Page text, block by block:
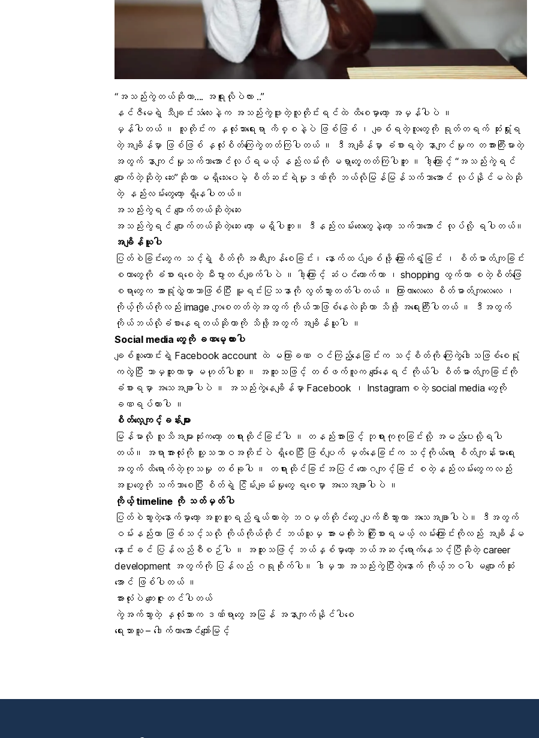
“အသည်းကွဲ တယ်ဆိုတာ…. အရူးလိုပဲလား ..”
နင်ဇီမေရဲ့ သီချင်းသံလေးနဲ့က အသည်းကွဲဖူးတဲ့လူတိုင်းရင်ထဲ ထိစေမှာတော့ အမှန်ပါပဲ ။
မှန်ပါတယ် ။ လူတိုင်းက နှလုံးသားရေးရာ ကိစ္စနဲ့ပဲ ဖြစ်ဖြစ် ၊ ချစ်ရတဲ့လူတွေကို ရုတ်တရက် ဆုံးရှုံးရ
တဲ့အချိန်မှာ ဖြစ်ဖြစ် နှလုံးစိတ်ကြေကွဲတတ်ကြပါတယ် ။ ဒီအချိန်မှာ ခံစားရတဲ့ နာကျင်မှုက တအားကြီးမားတဲ့
အတွက် နာကျင်မှုသက်သာအောင်လုပ်ရမယ့် နည်းလမ်းကို မရှာတွေ့တတ်ကြပါဘူး ။ ဒါ့ကြောင့် “အသည်းကွဲရင်
ပျောက်တဲ့ဆိုတဲ့ ဆေး”ဆိုတာ မရှိသေးပေမဲ့ စိတ်ဆင်းရဲမှုဒဏ် ကို ဘယ်လိုမြန်မြန်သက်သာအောင် လုပ်နိုင်မလဲဆို
တဲ့ နည်းလမ်းတွေတော့ ရှိနေပါတယ်။
အသည်းကွဲရင် ပျောက်တယ်ဆိုတဲ့ဆေး
အသည်းကွဲရင် ပျောက်တယ်ဆိုတဲ့ဆေး တော့ မရှိပါဘူး။ ဒီနည်းလမ်းလေးတွေနဲ့တော့ သက်သာအောင် လုပ်လို့ ရပါတယ်။
အချိန်ယူပါ
ပြတ်စဲခြင်းတွေက သင့်ရဲ့ စိတ်ကို အထီးကျန်စေခြင်း၊ နောက်ထပ်ချစ်ဖို့ ကြောက်ရွံခြင်း ၊ စိတ်ဓာတ်ကျခြင်း
စတာတွေကို ခံစားရစေတဲ့ မီးပွားတစ်ချက်ပါပဲ ။ ဒါ့ကြောင့် ‌ဆံပင်ကောက်တာ ၊ shopping ထွက်တာ စတဲ့စိတ်ဖြေ
စရာတွေက အာရုံလွှဲတာသာဖြစ်ပြီး မူရင်းပြသနာကို လွတ်သွားတတ်ပါတယ် ။ ကြာလာလေလေ စိတ်ဓာတ်ကျလေလေ ၊
ကိုယ့်ကိုယ်ကိုလည်း image ကျစေတတ်တဲ့အတွက် ကိုယ်ဘာဖြစ်နေလဲဆိုတာ သိဖို့ အရေးကြီးပါတယ် ။ ဒီအတွက်
ကိုယ်ဘယ်လိုခံစားနေရတယ်ဆိုတာကို သိဖို့အတွက် အချိန်ယူပါ ။
Social media တွေကို ခဏမေ့ထားပါ
ချစ်သူဟောင်းရဲ့ Facebook account ထဲ မကြာခဏ ဝင်ကြည့်နေခြင်းက သင့်စိတ်ကို ကြေကွဲဒေါသဖြစ်စေရုံ
ကလွဲပြီး ဘာမှထူးလာမှာ မဟုတ်ပါဘူး ။ အထူးသဖြင့် တစ်ဖက်လူက ပျော်နေရင် ကိုယ်ပါ
စိတ်ဓာတ်ကျခြင်းကို
ခံစားရမှာ အသေအချာပါပဲ ။ အသည်းကွဲနေချိန်မှာ Facebook ၊ Instagramစတဲ့ social media တွေကို
ခဏရပ်ထားပါ ။
စိတ်လေ့ကျင့်ခန်းများ
မြန်မာလို လူသိအများဆုံးကတော့ တရားထိုင်ခြင်းပါ ။ တနည်းအားဖြင့် ဘုရားကုကုခြင်းလို့ အမည်ပေးလို့ရပါ
တယ်။ အရာအားလုံးကို သူ့သဘာဝအတိုင်းပဲ ရှိစေပြီး ဖြစ်ပျက် မှတ်နေခြင်းက သင့်ကိုယ်ရော စိတ်ကျန်းမာရေး
အတွက် ထိရောက်တဲ့ကုသမှု တစ်ခုပါ ။
တရားထိုင် ခြင်းအပြင် ယောဂကျင့်ခြင်း စတဲ့နည်းလမ်းတွေကလည်း
အပူတွေကို သက်သာစေပြီး စိတ်ရဲ့ ငြိမ်းချမ်းမှုတွေ ရစေမှာ အသေအချာပါပဲ ။
ကိုယ့်timeline ကို သတ်မှတ်ပါ
ပြတ်စဲသွားတဲ့နောက်မှာတော့ အတူတူရည်ရွယ်ထားတဲ့ ဘဝမှတ်တိုင်တွေ ပျက်စီးသွားတာ အသေအချာပါပဲ။ ဒီအတွက်
ဝမ်းနည်းတာ ဖြစ်သင့်သလို ကိုယ်ကိုယ်တိုင် ဘယ်သူမှ အားမကိုးဘဲ ကြိုးစားရမယ့် လမ်းကြောင်းကိုလည်း အချိန်မ
နှောင်းခင် ပြန်လည်စီစဉ်ပါ ။ အထူးသဖြင့် ဘယ်နှစ်မှာတော့ ဘယ်အဆင့်ရောက်နေသင့်ပြီဆိုတဲ့ career
development အတွက်ကို ပြန်လည် ဂရုစိုက်ပါ။ ဒါမှသာ အသည်းကွဲပြီးတဲ့နောက် ကိုယ့်ဘဝပါ မပျောက်ဆုံး
အောင် ဖြစ်ပါတယ် ။
အားလုံးပဲ ကျေးဇူးတင်ပါတယ်
ကွဲအက်သွားတဲ့ နှလုံးသားက ဒဏ်ရာတွေ အမြန် အနာကျက်နိုင်ပါစေ
ရေးသားသူ – ဒေါက်တာအောင်ကျော်မြင့်